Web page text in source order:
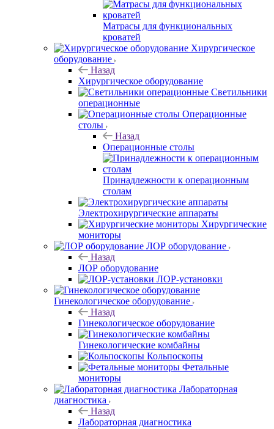
Матрасы для функциональных
кроватей
Хирургическое
оборудование
Назад
Хирургическое оборудование
Светильники
операционные
Операционные
столы
Назад
Операционные столы
Принадлежности к операционным
столам
Электрохирургические аппараты
Хирургические
мониторы
ЛОР оборудование
Назад
ЛОР оборудование
ЛОР-установки
Гинекологическое оборудование
Назад
Гинекологическое оборудование
Гинекологические комбайны
Кольпоскопы
Фетальные
мониторы
Лабораторная
диагностика
Назад
Лабораторная диагностика